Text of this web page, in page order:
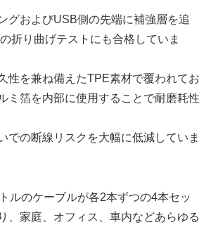
グおよびUSB側の先端に補強層を追
折り曲げテストにも合格していま
性を兼ね備えたTPE素材で覆われてお
ミ箔を内部に使用することで耐磨耗性
での断線リスクを大幅に低減していま
ルのケーブルが各2本ずつの4本セッ
、家庭、オフィス、車内などあらゆる